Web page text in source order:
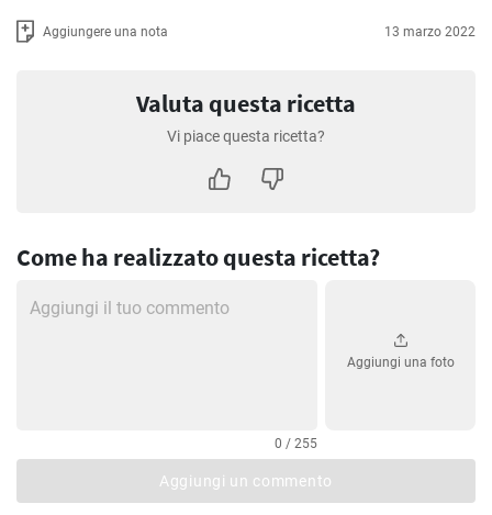
Aggiungere una nota 13 marzo 2022
Valuta questa ricetta
Vi piace questa ricetta?
Come ha realizzato questa ricetta?
0 / 255
Aggiungi una foto
Aggiungi un commento